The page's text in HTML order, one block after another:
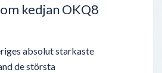
kedjan OKQ8
absolut starkaste
de största